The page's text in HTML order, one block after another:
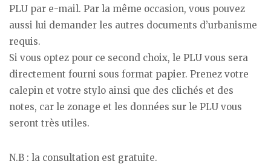
PLU par e-mail. Par la même occasion, vous pouvez
aussi lui demander les autres documents d’urbanisme
requis.
Si vous optez pour ce second choix, le PLU vous sera
directement fourni sous format papier. Prenez votre
calepin et votre stylo ainsi que des clichés et des
notes, car le zonage et les données sur le PLU vous
seront très utiles.
N.B : la consultation est gratuite.